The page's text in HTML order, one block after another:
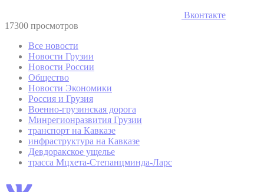
Вконтакте
17300 просмотров
Все новости
Новости Грузии
Новости России
Общество
Новости Экономики
Россия и Грузия
Военно-грузинская дорога
Минрегионразвития Грузии
транспорт на Кавказе
инфраструктура на Кавказе
Девдоракское ущелье
трасса Мцхета-Степанцминда-Ларс